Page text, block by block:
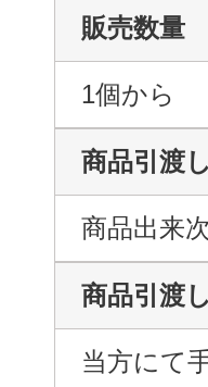
販売数量
1個から
商品引渡
商品出来
商品引渡
当方にて